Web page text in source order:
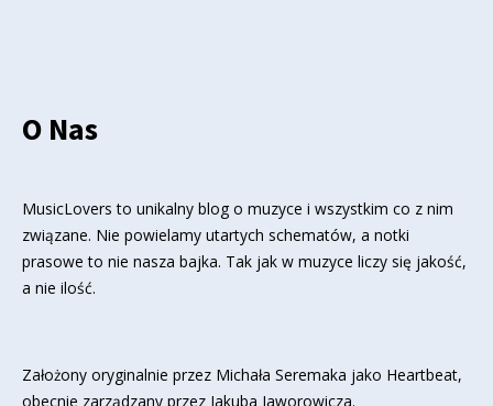
O Nas
MusicLovers to unikalny blog o muzyce i wszystkim co z nim
związane. Nie powielamy utartych schematów, a notki
prasowe to nie nasza bajka. Tak jak w muzyce liczy się jakość,
a nie ilość.
Założony oryginalnie przez Michała Seremaka jako Heartbeat,
obecnie zarządzany przez Jakuba Jaworowicza.